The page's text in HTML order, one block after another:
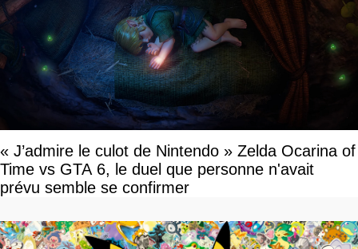
« J’admire le culot de Nintendo » Zelda Ocarina of
Time vs GTA 6, le duel que personne n'avait
prévu semble se confirmer